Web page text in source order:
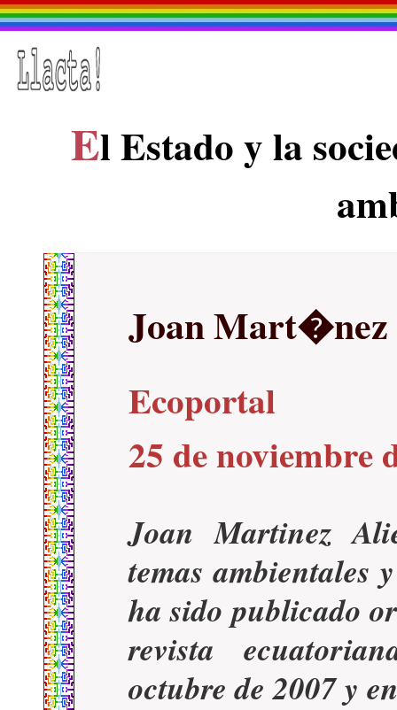
El Estado y la
Joan
Ecoportal
25 de noviembre
Joan Martinez
temas
ha sido publicado
revista
octubre de 2007 y